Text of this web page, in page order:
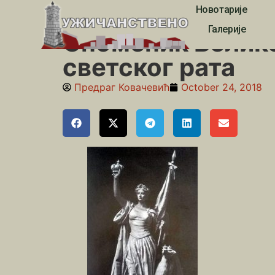
Новотарије
Галерије
Друга деценија 21. века»Споменик
Споменик
светског рата
Предраг Ковачевић October 24, 2018